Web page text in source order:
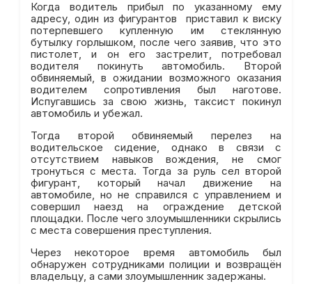
Когда водитель прибыл по указанному ему
адресу, один из фигурантов приставил к виску
потерпевшего купленную им стеклянную
бутылку горлышком, после чего заявив, что это
пистолет, и он его застрелит, потребовал
водителя покинуть автомобиль. Второй
обвиняемый, в ожидании возможного оказания
водителем сопротивления был наготове.
Испугавшись за свою жизнь, таксист покинул
автомобиль и убежал.
Тогда второй обвиняемый перелез на
водительское сидение, однако в связи с
отсутствием навыков вождения, не смог
тронуться с места. Тогда за руль сел второй
фигурант, который начал движение на
автомобиле, но не справился с управлением и
совершил наезд на ограждение детской
площадки. После чего злоумышленники скрылись
с места совершения преступления.
Через некоторое время автомобиль был
обнаружен сотрудниками полиции и возвращён
владельцу, а сами злоумышленник задержаны.